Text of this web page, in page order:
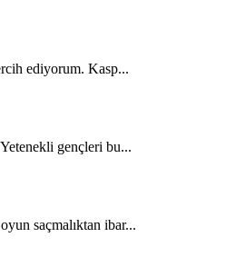
ediyorum. Kasp...
gençleri bu...
saçmalıktan ibar...